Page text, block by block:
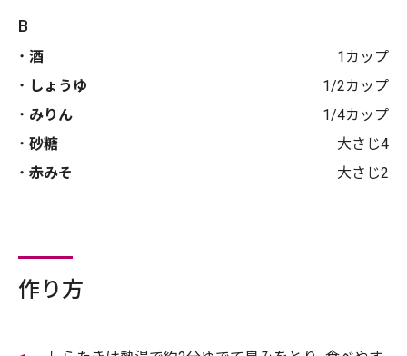
B
酒
1カップ
しょうゆ
1/2カップ
みりん
1/4カップ
砂糖
大さじ4
赤みそ
大さじ2
作り方